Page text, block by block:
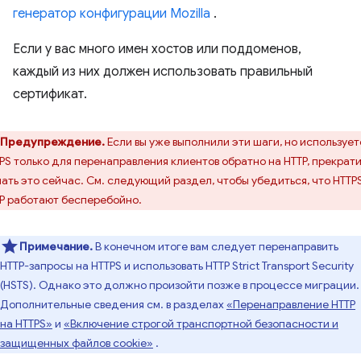
генератор конфигурации Mozilla .
Если у вас много имен хостов или поддоменов,
каждый из них должен использовать правильный
сертификат.
Предупреждение.Если вы уже выполнили эти шаги, но
только для перенаправления клиентов обратно на HTTP,
это сейчас. См. следующий раздел, чтобы убедиться, что
работают бесперебойно.
Примечание.В конечном итоге вам следует перенаправить
HTTP-запросы на HTTPS и использовать HTTP Strict Transport Security
(HSTS). Однако это должно произойти позже в процессе миграции.
Дополнительные сведения см. в разделах«Перенаправление HTTP
на HTTPS» и «Включение строгой транспортной безопасности и
защищенных файлов cookie» .